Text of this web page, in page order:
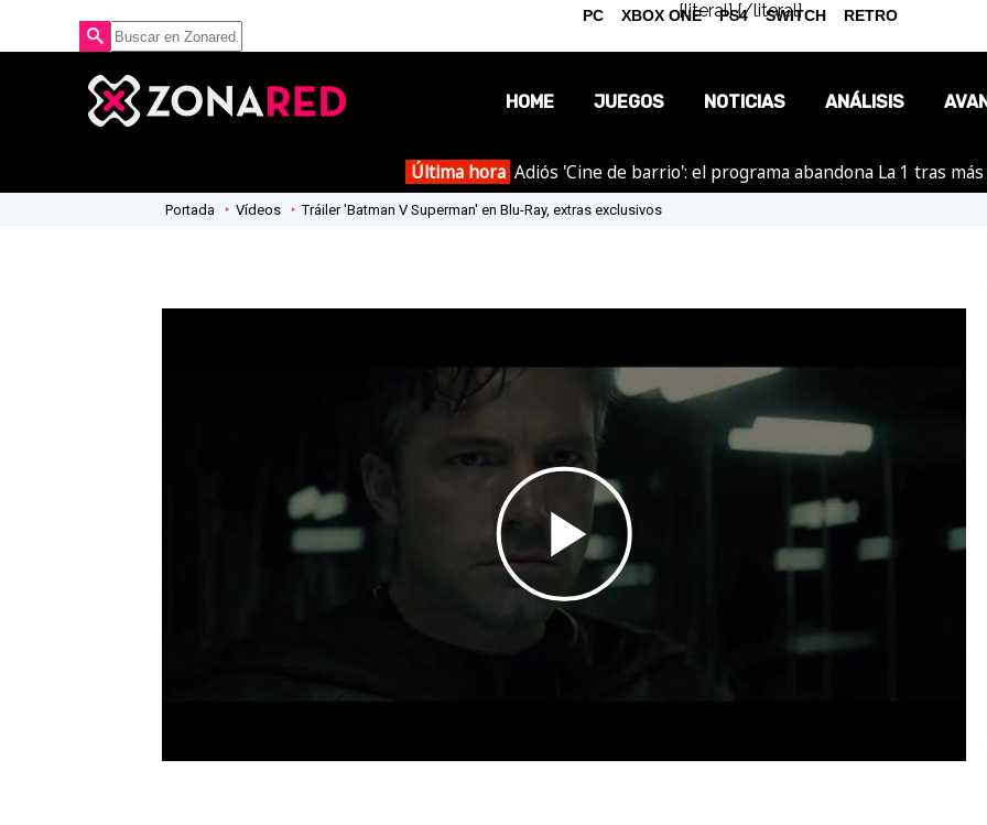
{literal}{/literal}
HOME JUEGOS NOTICIAS
OPINIÓN
ANÁLISIS
Última hora Adiós 'Cine de barrio': el programa abandona La 1 tras
Portada Vídeos Tráiler 'Batman V Superman' en Blu-Ray, extras exclusivos
Play
Video
PC XBOX ONE PS4 SWITCH RETRO